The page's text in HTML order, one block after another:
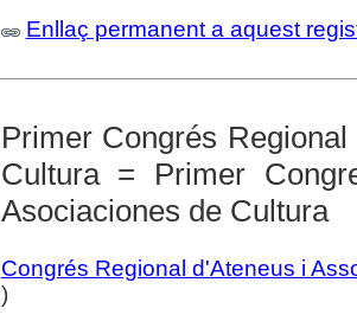
Enllaç permanent a aquest
Primer Congrés
Cultura = Primer
Asociaciones de Cultura
Congrés Regional d'Ateneus i
)